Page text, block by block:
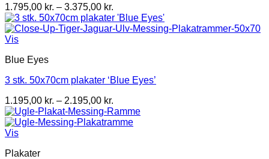
1.795,00 kr. – 3.375,00 kr.
1.795,00 kr.
til
Vis
Blue Eyes
3 stk. 50x70cm plakater ‘Blue Eyes’
1.195,00 kr. – 2.195,00 kr.
1.195,00 kr.
til
Vis
Plakater